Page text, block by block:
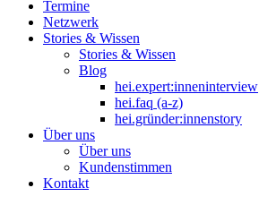
Termine
Netzwerk
Stories & Wissen
Stories & Wissen
Blog
hei.expert:inneninterview
hei.faq (a-z)
hei.gründer:innenstory
Über uns
Über uns
Kundenstimmen
Kontakt